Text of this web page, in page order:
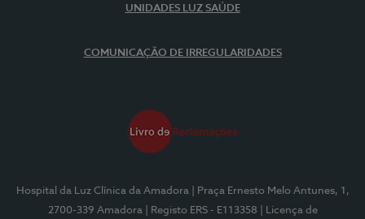
UNIDADES LUZ SAÚDE
COMUNICAÇÃO DE IRREGULARIDADES
Hospital da Luz Clínica da Amadora
| Praça Ernesto Melo Antunes, 1,
2700-339 Amadora
| Registo ERS - E113358
| Licença de